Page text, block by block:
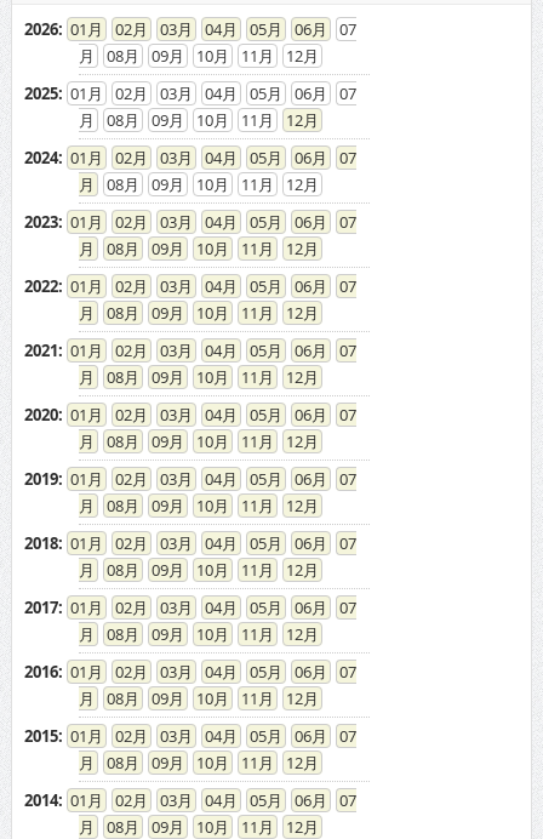
2026: 01 02 03 04 05 06
07
08
09 10 11
12
2025: 01 02 03 04 05 06
07
08
09 10 11
12
2024: 01 02 03 04 05 06
07
08
09 10 11
12
2023: 01 02 03 04 05 06
07
08
09 10 11
12
2022: 01 02 03 04 05 06
07
08
09 10 11
12
2021: 01 02 03 04 05 06
07
08
09 10 11
12
2020: 01 02 03 04 05 06
07
08
09 10 11
12
2019: 01 02 03 04 05 06
07
08
09 10 11
12
2018: 01 02 03 04 05 06
07
08
09 10 11
12
2017: 01 02 03 04 05 06
07
08
09 10 11
12
2016: 01 02 03 04 05 06
07
08
09 10 11
12
2015: 01 02 03 04 05 06
07
08
09 10 11
12
2014: 01 02 03 04 05 06
07
08
09 10 11
12